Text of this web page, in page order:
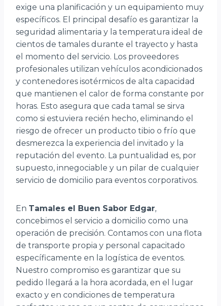
exige una planificación y un equipamiento muy
específicos. El principal desafío es garantizar la
seguridad alimentaria y la temperatura ideal de
cientos de tamales durante el trayecto y hasta
el momento del servicio. Los proveedores
profesionales utilizan vehículos acondicionados
y contenedores isotérmicos de alta capacidad
que mantienen el calor de forma constante por
horas. Esto asegura que cada tamal se sirva
como si estuviera recién hecho, eliminando el
riesgo de ofrecer un producto tibio o frío que
desmerezca la experiencia del invitado y la
reputación del evento. La puntualidad es, por
supuesto, innegociable y un pilar de cualquier
servicio de domicilio para eventos corporativos.
En Tamales el Buen Sabor Edgar,
concebimos el servicio a domicilio como una
operación de precisión. Contamos con una flota
de transporte propia y personal capacitado
específicamente en la logística de eventos.
Nuestro compromiso es garantizar que su
pedido llegará a la hora acordada, en el lugar
exacto y en condiciones de temperatura